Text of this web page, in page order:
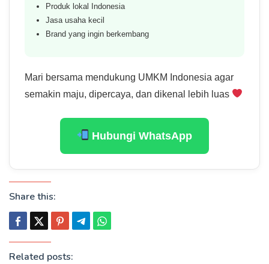
Produk lokal Indonesia
Jasa usaha kecil
Brand yang ingin berkembang
Mari bersama mendukung UMKM Indonesia agar
semakin maju, dipercaya, dan dikenal lebih luas
Hubungi WhatsApp
Share this:
Related posts: